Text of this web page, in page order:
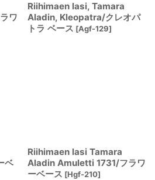
ワ
Riihimaen lasi, Tamara
Aladin, Kleopatra/クレオパ
トラ ベース [Agf-129]
ベ
Riihimaen lasi Tamara
Aladin Amuletti 1731/フラワ
ーベース [Hgf-210]